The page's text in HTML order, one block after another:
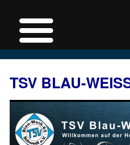
springen
TSV BLAU-